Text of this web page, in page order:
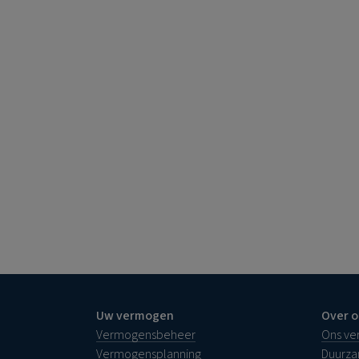
Uw vermogen
Vermogensbeheer
Vermogensplanning
Over
Ons